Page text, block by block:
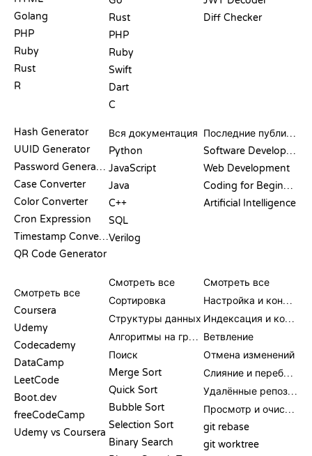
Golang
PHP
Ruby
Rust
R
Rust
PHP
Ruby
Swift
Dart
C
Diff Checker
Hash Generator
UUID Generator
Password Generator
Case Converter
Color Converter
Cron Expression
Timestamp Converter
QR Code Generator
Вся документация
Python
JavaScript
Java
C++
SQL
Verilog
Последние публикации
Software Development
Web Development
Coding for Beginners
Artificial Intelligence
Смотреть все
Coursera
Udemy
Codecademy
DataCamp
LeetCode
Boot.dev
freeCodeCamp
Udemy vs Coursera
Смотреть все
Сортировка
Структуры данных
Алгоритмы на графах
Поиск
Merge Sort
Quick Sort
Bubble Sort
Selection Sort
Binary Search
Смотреть все
Настройка и конфигурация
Индексация и коммит
Ветвление
Отмена изменений
Слияние и перебазирование
Удалённые репозитории
Просмотр и очистка
git rebase
git worktree